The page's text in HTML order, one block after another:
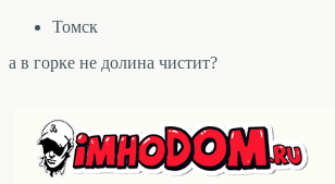
Томск
а в горке не долина чистит?